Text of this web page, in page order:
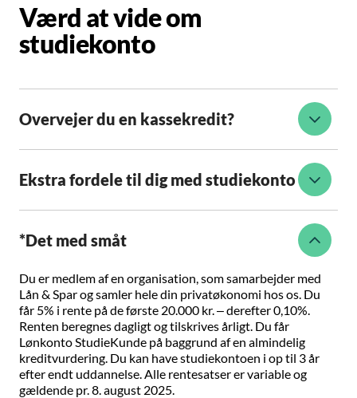
Værd at vide om
studiekonto
Overvejer du en kassekredit?
Ekstra fordele til dig med studiekonto
*Det med småt
Du er medlem af en organisation, som samarbejder med
Lån & Spar og samler hele din privatøkonomi hos os. Du
får 5% i rente på de første 20.000 kr. – derefter 0,10%.
Renten beregnes dagligt og tilskrives årligt. Du får
Lønkonto StudieKunde på baggrund af en almindelig
kreditvurdering. Du kan have studiekontoen i op til 3 år
efter endt uddannelse. Alle rentesatser er variable og
gældende pr. 8. august 2025.